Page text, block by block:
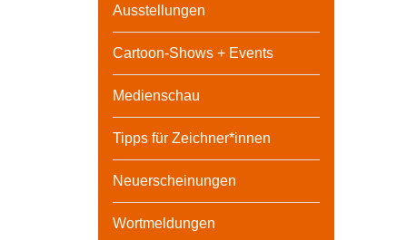
Ausstellungen
Cartoon-Shows + Events
Medienschau
Tipps für Zeichner*innen
Neuerscheinungen
Wortmeldungen